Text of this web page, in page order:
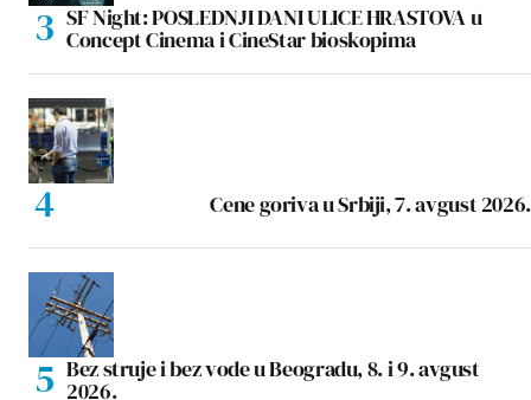
SF Night: POSLEDNJI DANI ULICE HRASTOVA u
Concept Cinema i CineStar bioskopima
Cene goriva u Srbiji, 7. avgust 2026.
Bez struje i bez vode u Beogradu, 8. i 9. avgust
2026.